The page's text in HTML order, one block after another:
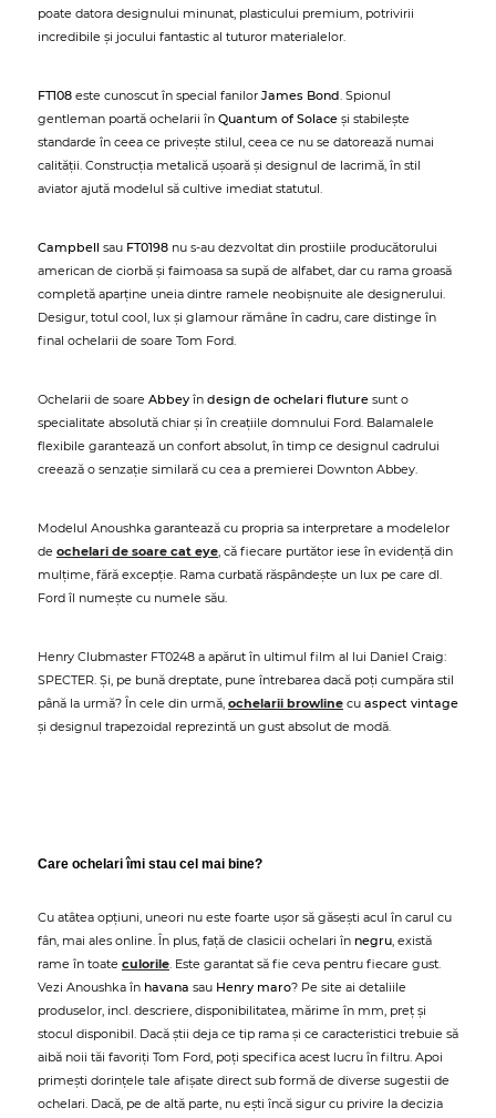
poate datora designului minunat, plasticului premium, potrivirii
incredibile și jocului fantastic al tuturor materialelor.
FT108 este cunoscut în special fanilor James Bond. Spionul
gentleman poartă ochelarii în Quantum of Solace și stabilește
standarde în ceea ce privește stilul, ceea ce nu se datorează numai
calității. Construcția metalică ușoară și designul de lacrimă, în stil
aviator ajută modelul să cultive imediat statutul.
Campbell sau FT0198 nu s-au dezvoltat din prostiile producătorului
american de ciorbă și faimoasa sa supă de alfabet, dar cu rama groasă
completă aparține uneia dintre ramele neobișnuite ale designerului.
Desigur, totul cool, lux și glamour rămâne în cadru, care distinge în
final ochelarii de soare Tom Ford.
Ochelarii de soare Abbey în design de ochelari fluture sunt o
specialitate absolută chiar și în creațiile domnului Ford. Balamalele
flexibile garantează un confort absolut, în timp ce designul cadrului
creează o senzație similară cu cea a premierei Downton Abbey.
Modelul Anoushka garantează cu propria sa interpretare a modelelor
de ochelari de soare cat eye, că fiecare purtător iese în evidență din
mulțime, fără excepție. Rama curbată răspândește un lux pe care dl.
Ford îl numește cu numele său.
Henry Clubmaster FT0248 a apărut în ultimul film al lui Daniel Craig:
SPECTER. Și, pe bună dreptate, pune întrebarea dacă poți cumpăra stil
până la urmă? În cele din urmă, ochelarii browline cu aspect vintage
și designul trapezoidal reprezintă un gust absolut de modă.
Care ochelari îmi stau cel mai bine?
Cu atâtea opțiuni, uneori nu este foarte ușor să găsești acul în carul cu
fân, mai ales online. În plus, față de clasicii ochelari în negru, există
rame în toate culorile. Este garantat să fie ceva pentru fiecare gust.
Vezi Anoushka în havana sau Henry maro? Pe site ai detaliile
produselor, incl. descriere, disponibilitatea, mărime în mm, preț și
stocul disponibil. Dacă știi deja ce tip rama și ce caracteristici trebuie să
aibă noii tăi favoriți Tom Ford, poți specifica acest lucru în filtru. Apoi
primești dorințele tale afișate direct sub formă de diverse sugestii de
ochelari. Dacă, pe de altă parte, nu ești încă sigur cu privire la decizia